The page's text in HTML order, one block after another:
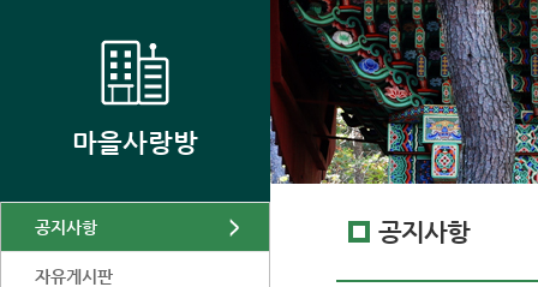
마을사랑방
공지사항
자유게시판
공지사항